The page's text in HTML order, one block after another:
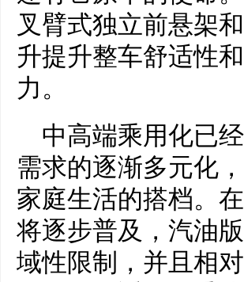
叉臂式独立前悬架
升提升整车舒适性
力。
中高端乘用化已
需求的逐渐多元化
家庭生活的搭档。
将逐步普及，汽油
域性限制，并且相